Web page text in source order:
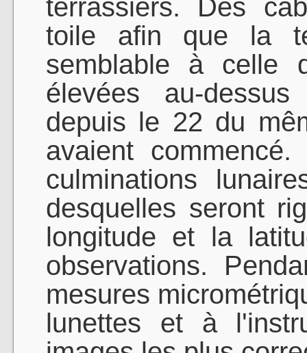
terrassiers. Des
toile afin que la
semblable à celle
élevées au-
depuis le 22 du
avaient
culminations
desquelles seront
longitude et la
observations.
mesures
lunettes et à